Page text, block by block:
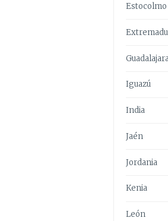
Estocolmo
Iguazú
India
Jaén
Jordania
Kenia
León